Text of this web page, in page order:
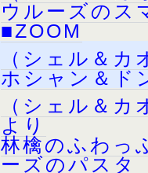
ウルーズの
■ZOOM
（シェル＆
ホシャン＆
（シェル＆
より
林檎のふわ
ーズのパス